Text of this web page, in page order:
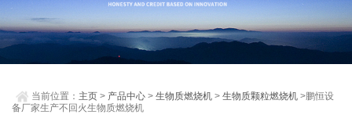
当前位置： 主页 > 产品中心 >生物质燃烧机 >生物质颗粒燃烧机 >鹏恒设
备厂家生产不回火生物质燃烧机